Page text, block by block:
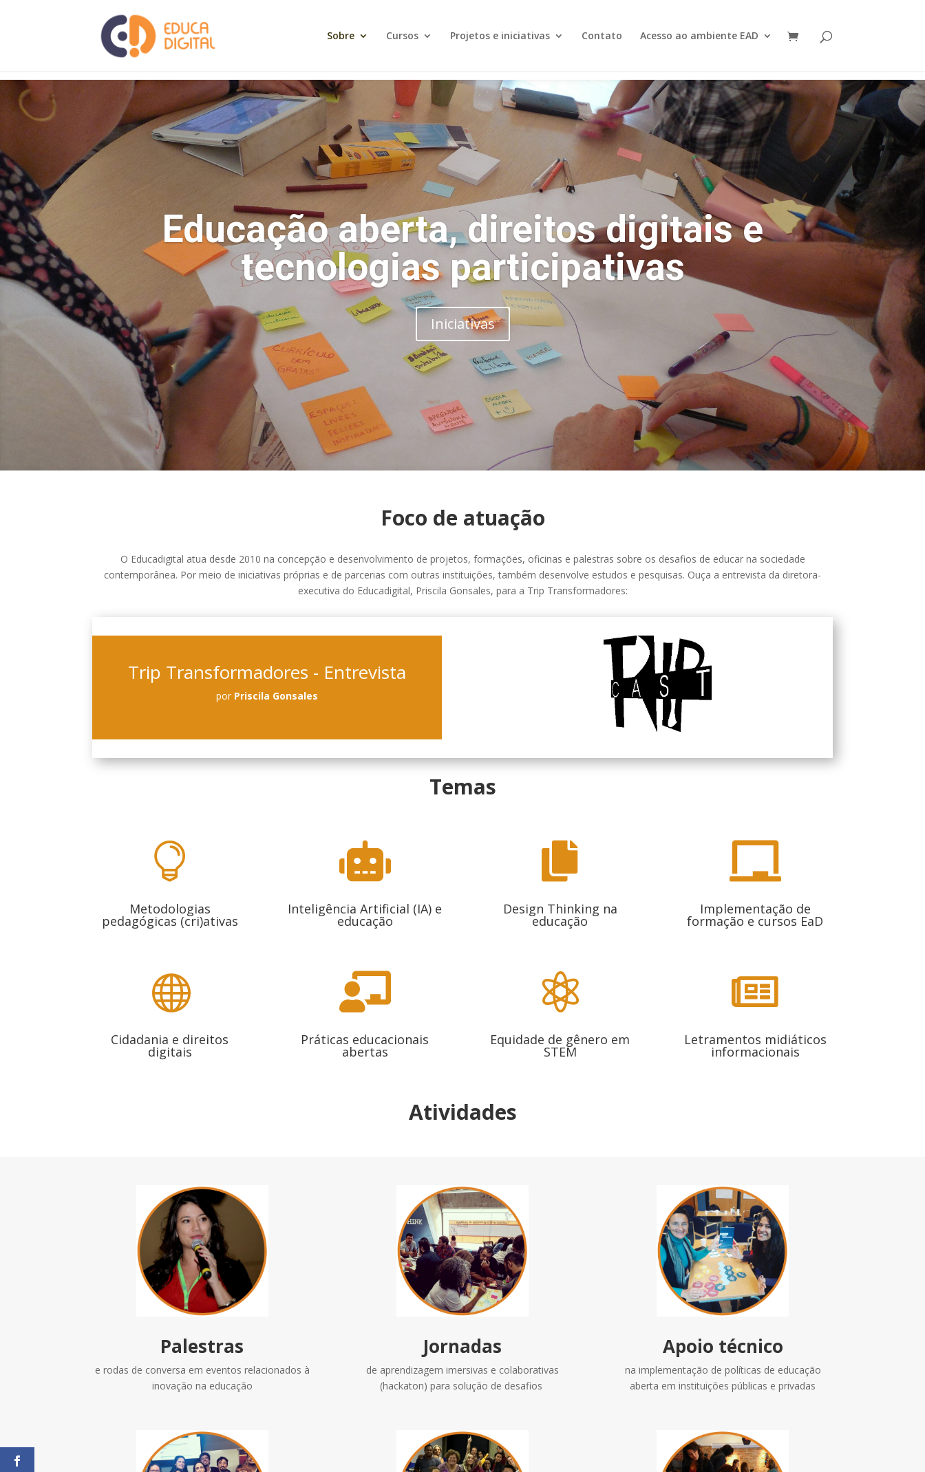
Sobre Cursos Projetos e iniciativas Contato Acesso ao ambiente EAD
Educação aberta, direitos digitais e
tecnologias participativas
Iniciativas
Foco de atuação
O Educadigital atua desde 2010 na concepção e desenvolvimento de projetos, formações, oficinas e palestras sobre os desafios de educar na sociedade
contemporânea. Por meio de iniciativas próprias e de parcerias com outras instituições, também desenvolve estudos e pesquisas. Ouça a entrevista da diretora-
executiva do Educadigital, Priscila Gonsales, para a Trip Transformadores:
Trip Transformadores - Entrevista
por Priscila Gonsales
Temas

Metodologias
pedagógicas (cri)ativas

Inteligência Artificial (IA) e
educação

Design Thinking na
educação

Implementação de
formação e cursos EaD

Cidadania e direitos
digitais

Práticas educacionais
abertas

Equidade de gênero em
STEM

Letramentos midiáticos
informacionais
Atividades
Palestras
e rodas de conversa em eventos relacionados à
inovação na educação
Jornadas
de aprendizagem imersivas e colaborativas
(hackaton) para solução de desafios
Apoio técnico
na implementação de políticas de educação
aberta em instituições públicas e privadas